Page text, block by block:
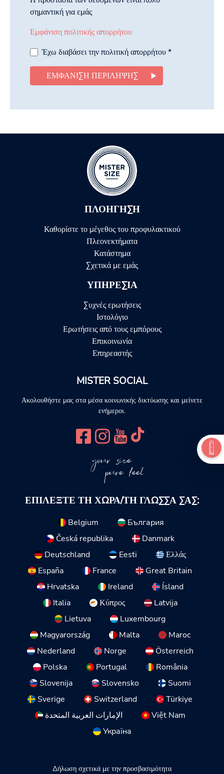
σημαντική για εμάς
Εμφάνιση πολιτικής απορρήτου
Έχω διαβάσει την πολιτική απορρήτου*
ΕΜΦΆΝΙΣΗ ΠΕΡΊΛΗΨΗΣ
ΠΛΟΉΓΗΣΗ
Καθορίστε το μέγεθος του προφυλακτικού
Πλεονεκτήματα
Κατάστημα
Σχετικά με εμάς
ΥΠΗΡΕΣΊΑ
Συχνές ερωτήσεις
Ιστολόγιο
Ερωτήσεις από τους εμπόρους
Επικοινωνία
Επηρεαστής
MISTER SOCIAL
Ακολουθήστε μας στα μέσα κοινωνικής δικτύωσης και μείνετε
ενήμεροι.
your size
pure feel
ΕΠΙΛΈΞΤΕ ΤΗ ΧΏΡΑ/ΤΗ ΓΛΏΣΣΑ ΣΑΣ:
Belgium
България
Česká republika
Danmark
Deutschland
Eesti
Ελλάς
España
France
Great Britain
Hrvatska
Ireland
Ísland
Italia
Κύπρος
Latvija
Lietuva
Luxembourg
Magyarország
Malta
Maroc
Nederland
Norge
Österreich
Polska
Portugal
România
Slovenija
Slovensko
Suomi
Sverige
Switzerland
Türkiye
الإمارات العربية المتحدة
Việt Nam
Україна
Δήλωση σχετικά με την προσβασιμότητα